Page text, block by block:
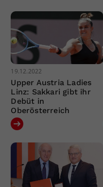
19.12.2022
Upper Austria Ladies
Linz: Sakkari gibt ihr
Debüt in
Oberösterreich